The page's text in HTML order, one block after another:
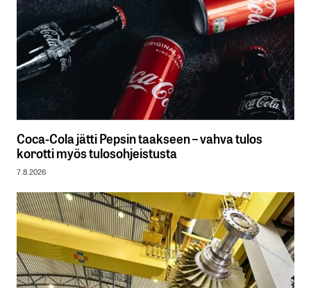
Coca-Cola jätti Pepsin taakseen – vahva tulos
korotti myös tulosohjeistusta
7.8.2026